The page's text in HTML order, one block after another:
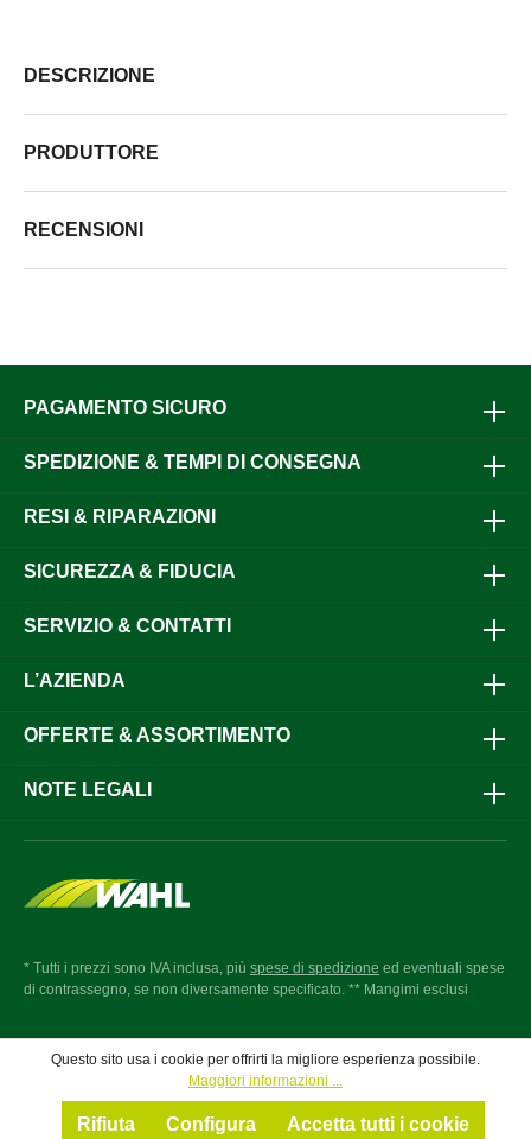
DESCRIZIONE
PRODUTTORE
RECENSIONI
PAGAMENTO SICURO
SPEDIZIONE & TEMPI DI CONSEGNA
RESI & RIPARAZIONI
SICUREZZA & FIDUCIA
SERVIZIO & CONTATTI
L’AZIENDA
OFFERTE & ASSORTIMENTO
NOTE LEGALI
* Tutti i prezzi sono IVA inclusa, più spese di spedizione ed eventuali spese
di contrassegno, se non diversamente specificato. ** Mangimi esclusi
Questo sito usa i cookie per offrirti la migliore esperienza possibile.
Maggiori informazioni ...
Rifiuta Configura Accetta tutti i cookie